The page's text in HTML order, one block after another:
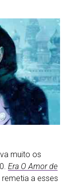
muito os
Era O Amor de
a esses